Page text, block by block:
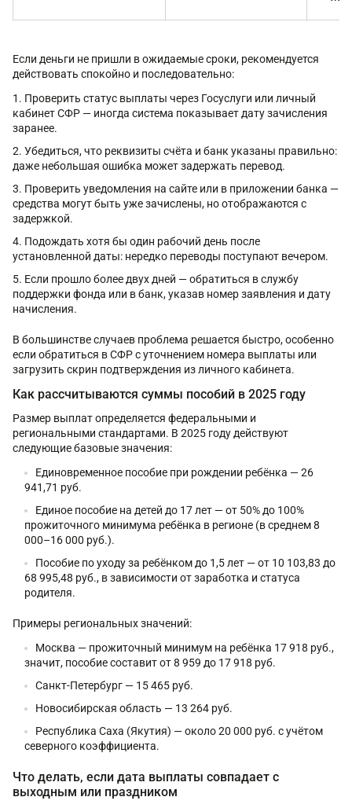
Если деньги не пришли в ожидаемые сроки, рекомендуется
действовать спокойно и последовательно:
Проверить статус выплаты через Госуслуги или личный
кабинет СФР — иногда система показывает дату зачисления
заранее.
Убедиться, что реквизиты счёта и банк указаны правильно:
даже небольшая ошибка может задержать перевод.
Проверить уведомления на сайте или в приложении банка —
средства могут быть уже зачислены, но отображаются с
задержкой.
Подождать хотя бы один рабочий день после
установленной даты: нередко переводы поступают вечером.
Если прошло более двух дней — обратиться в службу
поддержки фонда или в банк, указав номер заявления и дату
начисления.
В большинстве случаев проблема решается быстро, особенно
если обратиться в СФР с уточнением номера выплаты или
загрузить скрин подтверждения из личного кабинета.
Как рассчитываются суммы пособий в 2025 году
Размер выплат определяется федеральными и
региональными стандартами. В 2025 году действуют
следующие базовые значения:
Единовременное пособие при рождении ребёнка — 26
941,71 руб.
Единое пособие на детей до 17 лет — от 50% до 100%
прожиточного минимума ребёнка в регионе (в среднем 8
000–16 000 руб.).
Пособие по уходу за ребёнком до 1,5 лет — от 10 103,83 до
68 995,48 руб., в зависимости от заработка и статуса
родителя.
Примеры региональных значений:
Москва — прожиточный минимум на ребёнка 17 918 руб.,
значит, пособие составит от 8 959 до 17 918 руб.
Санкт-Петербург — 15 465 руб.
Новосибирская область — 13 264 руб.
Республика Саха (Якутия) — около 20 000 руб. с учётом
северного коэффициента.
Что делать, если дата выплаты совпадает с
выходным или праздником